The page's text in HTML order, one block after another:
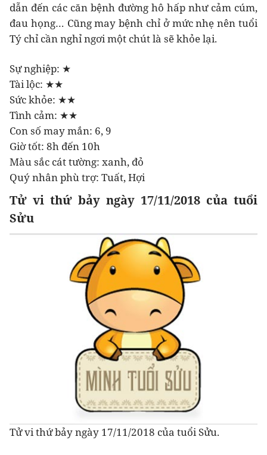
dẫn đến các căn bệnh đường hô hấp như cảm cúm,
đau họng… Cũng may bệnh chỉ ở mức nhẹ nên tuổi
Tý chỉ cần nghỉ ngơi một chút là sẽ khỏe lại.
Sự nghiệp: ★
Tài lộc: ★★
Sức khỏe: ★★
Tình cảm: ★★
Con số may mắn: 6, 9
Giờ tốt: 8h đến 10h
Màu sắc cát tường: xanh, đỏ
Quý nhân phù trợ: Tuất, Hợi
Tử vi thứ bảy ngày 17/11/2018 của tuổi
Sửu
Tử vi thứ bảy ngày 17/11/2018 của tuổi Sửu.